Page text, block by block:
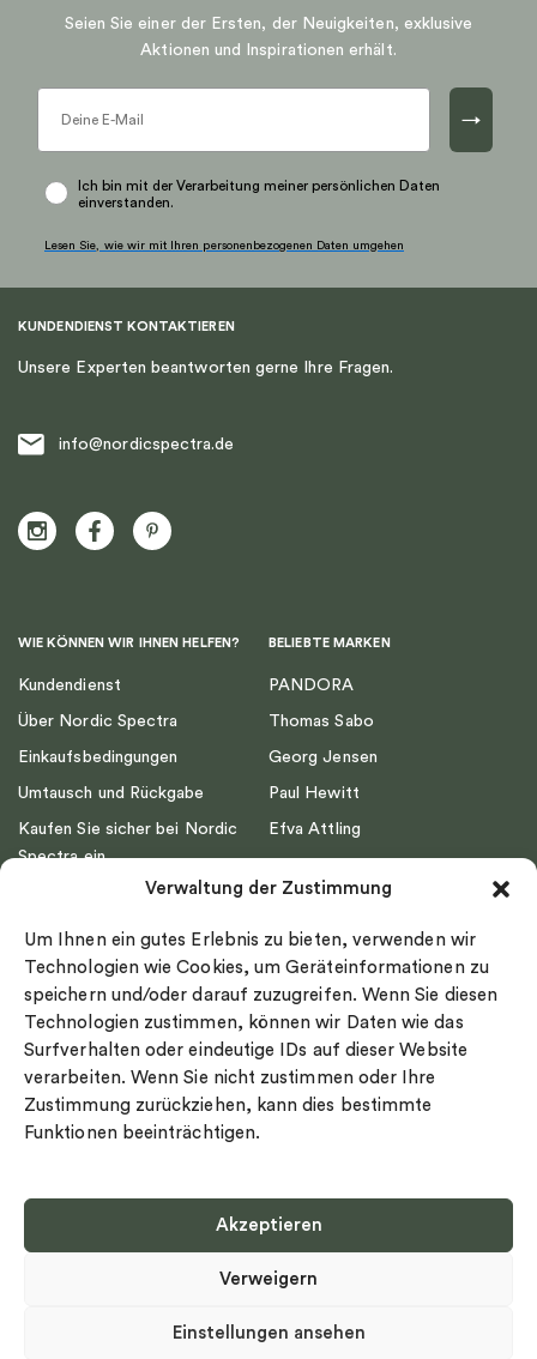
Verwaltung der Zustimmung
Um Ihnen ein gutes Erlebnis zu bieten, verwenden wir
Technologien wie Cookies, um Geräteinformationen zu
speichern und/oder darauf zuzugreifen. Wenn Sie diesen
Technologien zustimmen, können wir Daten wie das
Surfverhalten oder eindeutige IDs auf dieser Website
verarbeiten. Wenn Sie nicht zustimmen oder Ihre
Zustimmung zurückziehen, kann dies bestimmte
Funktionen beeinträchtigen.
Akzeptieren
Verweigern
Einstellungen ansehen
Seien Sie einer der Ersten, der Neuigkeiten, exklusive
Aktionen und Inspirationen erhält.
→
Ich bin mit der Verarbeitung meiner persönlichen Daten
einverstanden.
Lesen Sie, wie wir mit Ihren personenbezogenen Daten umgehen
KUNDENDIENST KONTAKTIEREN
Unsere Experten beantworten gerne Ihre Fragen.
info@nordicspectra.de
WIE KÖNNEN WIR IHNEN HELFEN?
Kundendienst
Über Nordic Spectra
Einkaufsbedingungen
Umtausch und Rückgabe
Kaufen Sie sicher bei Nordic
Spectra ein
Impressum
Ringgröße
Widerrufsrecht
Cookie-policy
Sekretesspolicy
BELIEBTE MARKEN
PANDORA
Thomas Sabo
Georg Jensen
Paul Hewitt
Efva Attling
Drakenberg Sjölin
Nordic Spectra
Select country
Datenschutz-Bestimmungen
Urheberrecht 2026 Nordic Spectra Alle Rechte vorbehalten